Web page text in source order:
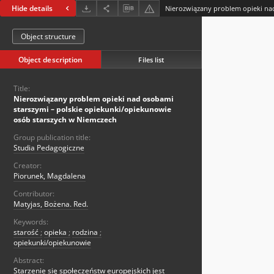
Hide details
Object structure
Object description Files list
Title:
Nierozwiązany problem opieki nad osobami
starszymi – polskie opiekunki/opiekunowie
osób starszych w Niemczech
Group publication title:
Studia Pedagogiczne
Creator:
Piorunek, Magdalena
Contributor:
Matyjas, Bożena. Red.
Keywords:
starość ; opieka ; rodzina ;
opiekunki/opiekunowie
Abstract:
Starzenie się społeczeństw europejskich jest